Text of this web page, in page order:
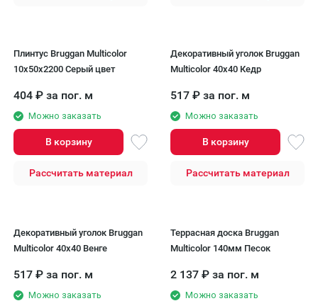
Плинтус Bruggan Multicolor
10x50x2200 Серый цвет
404 ₽ за пог. м
Можно заказать
В корзину
Рассчитать материал
Декоративный уголок Bruggan
Multicolor 40х40 Кедр
517 ₽ за пог. м
Можно заказать
В корзину
Рассчитать материал
Декоративный уголок Bruggan
Multicolor 40x40 Венге
517 ₽ за пог. м
Можно заказать
Террасная доска Bruggan
Multicolor 140мм Песок
2 137 ₽ за пог. м
Можно заказать